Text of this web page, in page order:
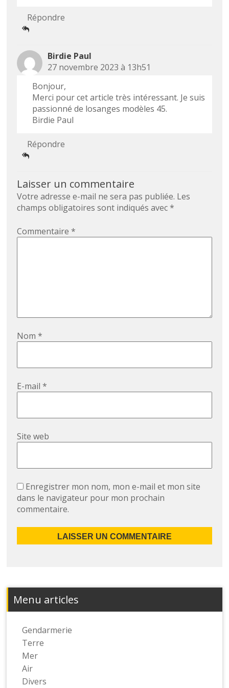
Répondre
Birdie Paul
27 novembre 2023 à 13h51
Bonjour,
Merci pour cet article très intéressant. Je suis
passionné de losanges modèles 45.
Birdie Paul
Répondre
Laisser un commentaire
Votre adresse e-mail ne sera pas publiée. Les
champs obligatoires sont indiqués avec*
Commentaire*
Nom*
E-mail*
Site web
Enregistrer mon nom, mon e-mail et mon site
dans le navigateur pour mon prochain
commentaire.
Menu articles
Gendarmerie
Terre
Mer
Air
Divers